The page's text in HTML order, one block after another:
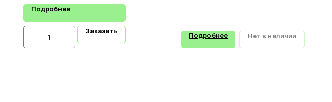
Подробнее
Заказать Подробнее Нет в наличии